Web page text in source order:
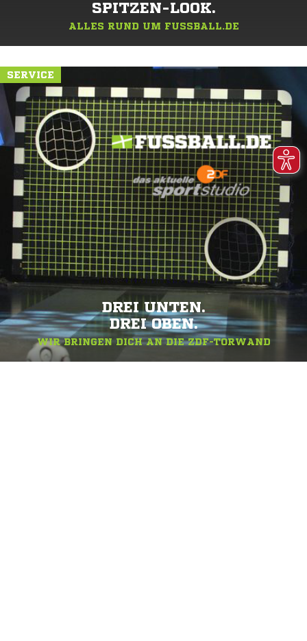
SPITZEN-LOOK.
ALLES RUND UM FUSSBALL.DE
SERVICE
DREI UNTEN.
DREI OBEN.
WIR BRINGEN DICH AN DIE ZDF-TORWAND